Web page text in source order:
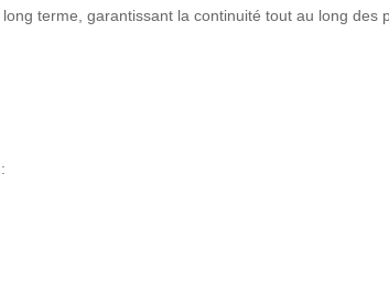
terme, garantissant la continuité tout au long des